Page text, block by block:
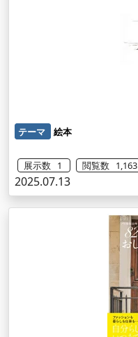
テーマ 絵本
展示数 1 閲覧数 1,163
2025.07.13